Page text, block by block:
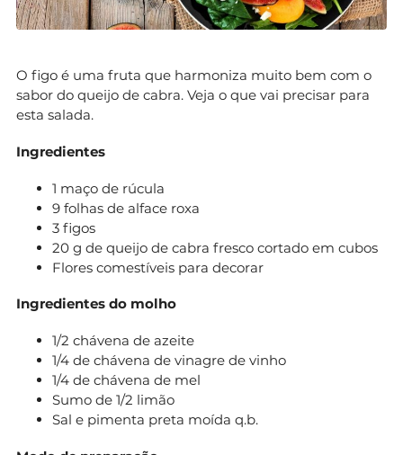
O figo é uma fruta que harmoniza muito bem com o
sabor do queijo de cabra. Veja o que vai precisar para
esta salada.
Ingredientes
1 maço de rúcula
9 folhas de alface roxa
3 figos
20 g de queijo de cabra fresco cortado em cubos
Flores comestíveis para decorar
Ingredientes do molho
1/2 chávena de azeite
1/4 de chávena de vinagre de vinho
1/4 de chávena de mel
Sumo de 1/2 limão
Sal e pimenta preta moída q.b.